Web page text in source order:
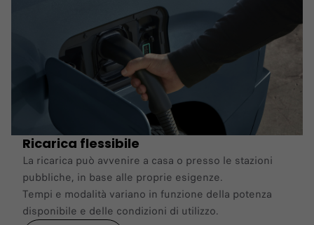
Ricarica flessibile
La ricarica può avvenire a casa o presso le stazioni
pubbliche, in base alle proprie esigenze.
Tempi e modalità variano in funzione della potenza
disponibile e delle condizioni di utilizzo.